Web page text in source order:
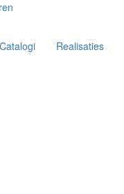
Catalogi Realisaties